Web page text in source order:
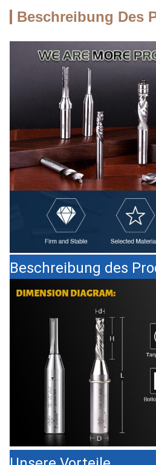
Beschreibung Des
Beschreibung des